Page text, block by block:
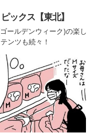
ックス【東北】
ールデンウィーク)の楽し
ンツも続々！